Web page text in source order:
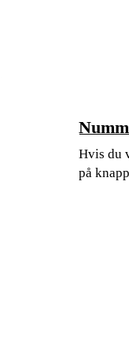
Hvis du
på